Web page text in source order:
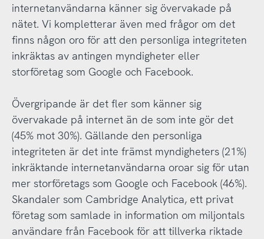
internetanvändarna känner sig övervakade på
nätet. Vi kompletterar även med frågor om det
finns någon oro för att den personliga integriteten
inkräktas av antingen myndigheter eller
storföretag som Google och Facebook.
Övergripande är det fler som känner sig
övervakade på internet än de som inte gör det
(45% mot 30%). Gällande den personliga
integriteten är det inte främst myndigheters (21%)
inkräktande internetanvändarna oroar sig för utan
mer storföretags som Google och Facebook (46%).
Skandaler som Cambridge Analytica, ett privat
företag som samlade in information om miljontals
användare från Facebook för att tillverka riktade